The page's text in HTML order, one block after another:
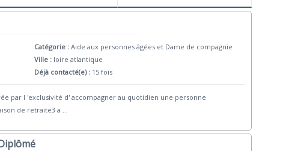
Catégorie :Aide aux personnes âgées et Dame de compagnie
Ville : loire atlantique
Déjà contacté(e) : 15 fois
par l 'exclusivité d' accompagner au quotidien une personne
de retraite3 a ...